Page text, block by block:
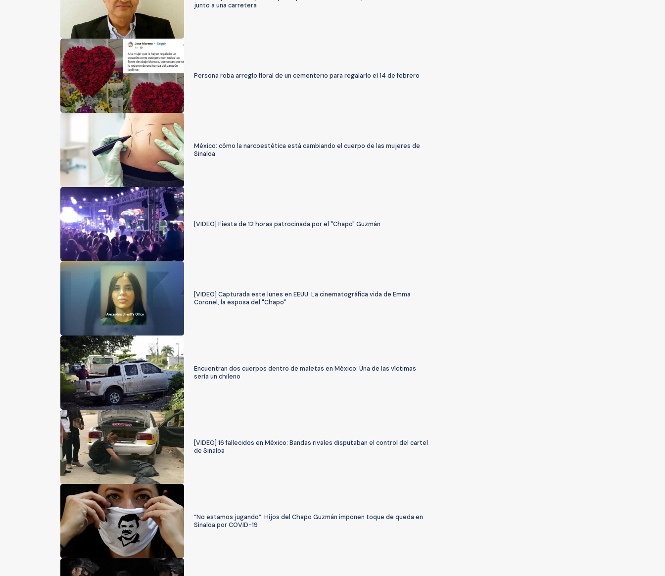
junto a una carretera
Persona roba arreglo floral de un cementerio para regalarlo el 14 de febrero
México: cómo la narcoestética está cambiando el cuerpo de las mujeres de
Sinaloa
[VIDEO] Fiesta de 12 horas patrocinada por el "Chapo" Guzmán
[VIDEO] Capturada este lunes en EEUU: La cinematográfica vida de Emma
Coronel, la esposa del "Chapo"
Encuentran dos cuerpos dentro de maletas en México: Una de las víctimas
sería un chileno
[VIDEO] 16 fallecidos en México: Bandas rivales disputaban el control del cartel
de Sinaloa
“No estamos jugando”: Hijos del Chapo Guzmán imponen toque de queda en
Sinaloa por COVID-19